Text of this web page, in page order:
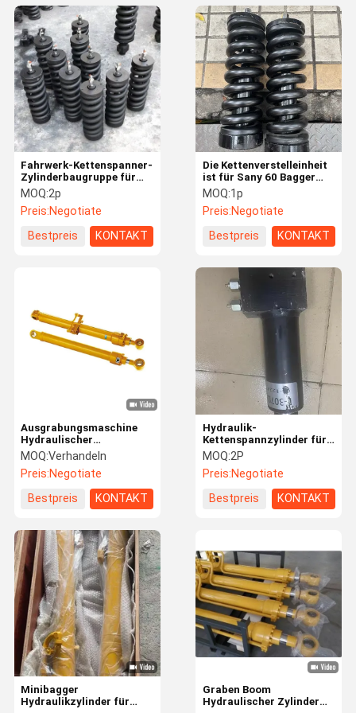
Zu Hause Produkte
Die Kettenverstelleinheit
ist für Sany 60 Bagger
geeignet.
MOQ:1p
Preis:Negotiate
Bestpreis
KONTAKT
Fahrwerk-Kettenspanner-
Zylinderbaugruppe für
SANY SY65 Bagger
MOQ:2p
Preis:Negotiate
Bestpreis
KONTAKT
Hydraulik-
Kettenspannzylinder für
CAT E305 E306 E307
Bagger
MOQ:2P
Preis:Negotiate
Bestpreis
KONTAKT
Ausgrabungsmaschine
Hydraulischer
Eimerarmzylinder für
KOMATSU PC120 PC200
PC240 PC360
MOQ:Verhandeln
Preis:Negotiate
Bestpreis
KONTAKT
Graben Boom
Hydraulischer Zylinder
Minibagger
Hydraulikzylinder für